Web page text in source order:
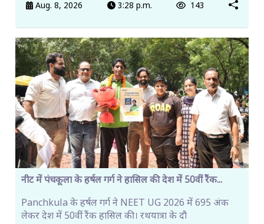
Aug. 8, 2026 3:28 p.m. 143
नीट में पंचकूला के हर्षल गर्ग ने हासिल की देश में 50वीं रैंक...
Panchkula के हर्षल गर्ग ने NEET UG 2026 में 695 अंक
लेकर देश में 50वीं रैंक हासिल की। रथयात्रा के दौ